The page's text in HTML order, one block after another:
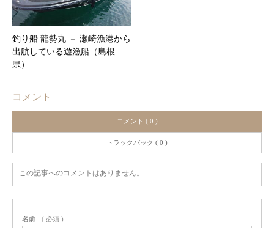
釣り船 龍勢丸 － 瀬崎漁港から
出航している遊漁船（島根
県）
コメント
コメント ( 0 )
トラックバック ( 0 )
この記事へのコメントはありません。
名前 ( 必須 )